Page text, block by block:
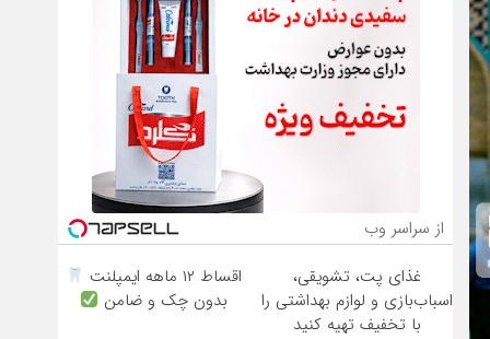
از سراسر وب
غذای پت، تشویقی،
اسباب‌بازی و لوازم بهداشتی را
با تخفیف تهیه کنید
اقساط ۱۲ ماهه ایمپلنت
بدون چک و ضامن